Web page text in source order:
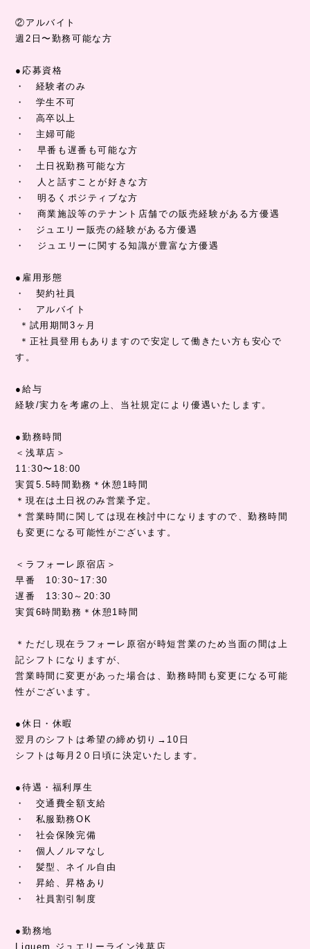
②アルバイト
週2日〜勤務可能な方
●応募資格
・ 経験者のみ
・ 学生不可
・ 高卒以上
・ 主婦可能
・ 早番も遅番も可能な方
・ 土日祝勤務可能な方
・ 人と話すことが好きな方
・ 明るくポジティブな方
・ 商業施設等のテナント店舗での販売経験がある方優遇
・ ジュエリー販売の経験がある方優遇
・ ジュエリーに関する知識が豊富な方優遇
●雇用形態
・ 契約社員
・ アルバイト
＊試用期間3ヶ月
＊正社員登用もありますので安定して働きたい方も安心で
す。
●給与
経験/実力を考慮の上、当社規定により優遇いたします。
●勤務時間
＜浅草店＞
11:30〜18:00
実質5.5時間勤務＊休憩1時間
＊現在は土日祝のみ営業予定。
＊営業時間に関しては現在検討中になりますので、勤務時間
も変更になる可能性がございます。
＜ラフォーレ原宿店＞
早番 10:30~17:30
遅番 13:30～20:30
実質6時間勤務＊休憩1時間
＊ただし現在ラフォーレ原宿が時短営業のため当面の間は上
記シフトになりますが、
営業時間に変更があった場合は、勤務時間も変更になる可能
性がございます。
●休日・休暇
翌月のシフトは希望の締め切り→10日
シフトは毎月2０日頃に決定いたします。
●待遇・福利厚生
・ 交通費全額支給
・ 私服勤務OK
・ 社会保険完備
・ 個人ノルマなし
・ 髪型、ネイル自由
・ 昇給、昇格あり
・ 社員割引制度
●勤務地
Liquem ジュエリーライン浅草店